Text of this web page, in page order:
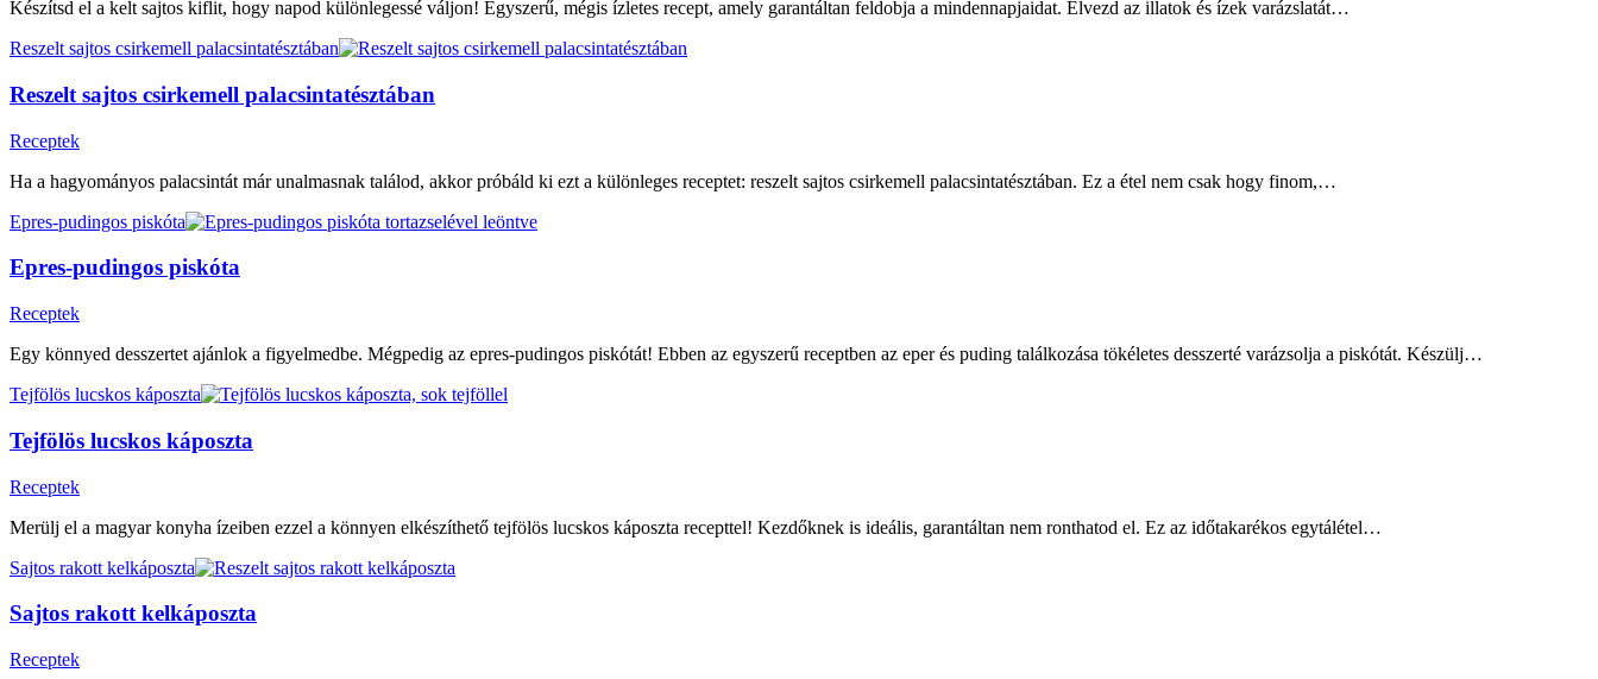
Készítsd el a kelt sajtos kiflit, hogy napod különlegessé váljon! Egyszerű, mégis ízletes recept, amely garantáltan feldobja a mindennapjaidat. Élvezd az illatok és ízek varázslatát…
Reszelt sajtos csirkemell palacsintatésztában
Reszelt sajtos csirkemell palacsintatésztában
Receptek
Ha a hagyományos palacsintát már unalmasnak találod, akkor próbáld ki ezt a különleges receptet: reszelt sajtos csirkemell palacsintatésztában. Ez a étel nem csak hogy finom,…
Epres-pudingos piskóta
Epres-pudingos piskóta
Receptek
Egy könnyed desszertet ajánlok a figyelmedbe. Mégpedig az epres-pudingos piskótát! Ebben az egyszerű receptben az eper és puding találkozása tökéletes desszerté varázsolja a piskótát. Készülj…
Tejfölös lucskos káposzta
Tejfölös lucskos káposzta
Receptek
Merülj el a magyar konyha ízeiben ezzel a könnyen elkészíthető tejfölös lucskos káposzta recepttel! Kezdőknek is ideális, garantáltan nem ronthatod el. Ez az időtakarékos egytálétel…
Sajtos rakott kelkáposzta
Sajtos rakott kelkáposzta
Receptek